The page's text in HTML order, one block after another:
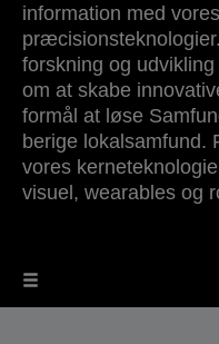
information med
forskning og
om at skabe
formål at løse
berige lokalsamfund.
vores
visuel, wearables og